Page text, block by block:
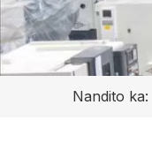
Nandito ka: